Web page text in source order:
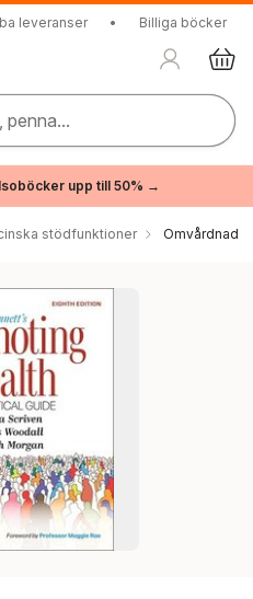
leveranser • Billiga böcker
penna...
upp till 50% →
stödfunktioner Omvårdnad